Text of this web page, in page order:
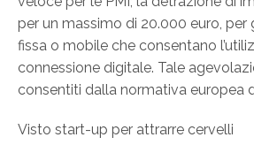
per un massimo di 20.000 euro, per
fissa o mobile che consentano
connessione digitale. Tale
consentiti dalla normativa europea
Visto start-up per attrarre cervelli